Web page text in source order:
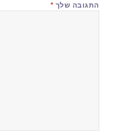
התגובה שלך *